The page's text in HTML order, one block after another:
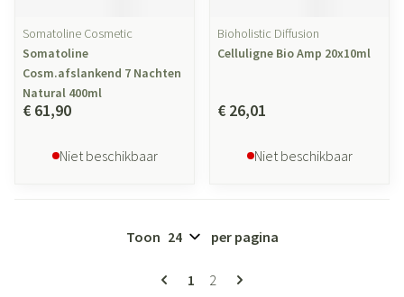
Somatoline Cosmetic
Somatoline
Cosm.afslankend 7 Nachten
Natural 400ml
€ 61,90
Niet beschikbaar
Bioholistic Diffusion
Celluligne Bio Amp 20x10ml
€ 26,01
Niet beschikbaar
Pagina's
U lees momenteel pagina
1 Pagina
2
Toon per pagina